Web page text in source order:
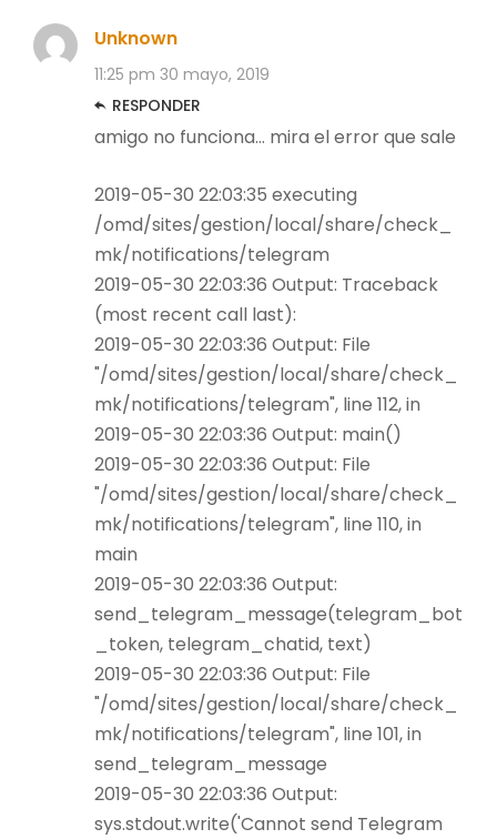
Unknown
11:25 pm 30 mayo, 2019
RESPONDER
amigo no funciona… mira el error que sale
2019-05-30 22:03:35 executing
/omd/sites/gestion/local/share/check_
mk/notifications/telegram
2019-05-30 22:03:36 Output: Traceback
(most recent call last):
2019-05-30 22:03:36 Output: File
"/omd/sites/gestion/local/share/check_
mk/notifications/telegram", line 112, in
2019-05-30 22:03:36 Output: main()
2019-05-30 22:03:36 Output: File
"/omd/sites/gestion/local/share/check_
mk/notifications/telegram", line 110, in
main
2019-05-30 22:03:36 Output:
send_telegram_message(telegram_bot
_token, telegram_chatid, text)
2019-05-30 22:03:36 Output: File
"/omd/sites/gestion/local/share/check_
mk/notifications/telegram", line 101, in
send_telegram_message
2019-05-30 22:03:36 Output:
sys.stdout.write('Cannot send Telegram